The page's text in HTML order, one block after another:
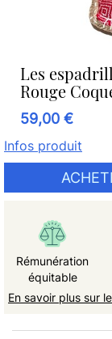
Les
Rouge
59,00 €
Infos produit
Rémunération
équitable
En savoir plus sur